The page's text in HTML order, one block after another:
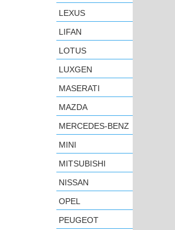
LEXUS
LIFAN
LOTUS
LUXGEN
MASERATI
MAZDA
MERCEDES-BENZ
MINI
MITSUBISHI
NISSAN
OPEL
PEUGEOT